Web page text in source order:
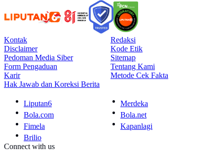
Kontak
Redaksi
Disclaimer
Kode Etik
Pedoman Media Siber
Sitemap
Form Pengaduan
Tentang Kami
Karir
Metode Cek Fakta
Hak Jawab dan Koreksi Berita
Liputan6
Merdeka
Bola.com
Bola.net
Fimela
Kapanlagi
Brilio
Connect with us